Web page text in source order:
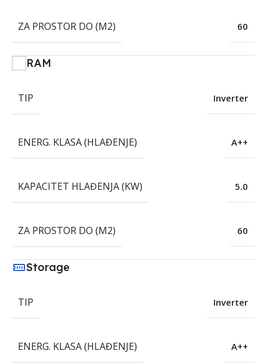
ZA PROSTOR DO (M2) 60
RAM
TIP Inverter
ENERG. KLASA (HLAĐENJE) A++
KAPACITET HLAĐENJA (KW) 5.0
ZA PROSTOR DO (M2) 60
Storage
TIP Inverter
ENERG. KLASA (HLAĐENJE) A++